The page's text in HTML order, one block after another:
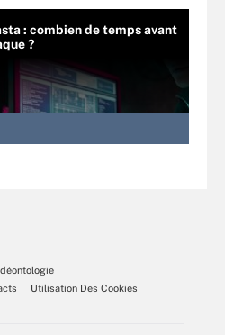
: combien de temps avant
?
Utilisation Des Cookies